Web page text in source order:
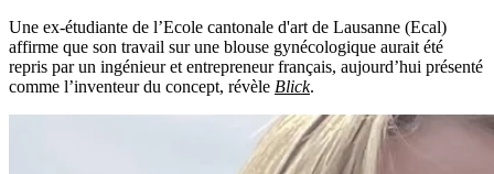
Une ex-étudiante de l’Ecole cantonale d'art de Lausanne (Ecal)
affirme que son travail sur une blouse gynécologique aurait été
repris par un ingénieur et entrepreneur français, aujourd’hui présenté
comme l’inventeur du concept, révèle Blick.